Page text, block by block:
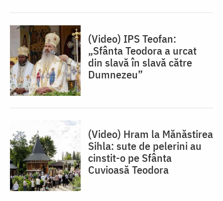
(Video) IPS Teofan:
„Sfânta Teodora a urcat
din slavă în slavă către
Dumnezeu”
(Video) Hram la Mănăstirea
Sihla: sute de pelerini au
cinstit-o pe Sfânta
Cuvioasă Teodora